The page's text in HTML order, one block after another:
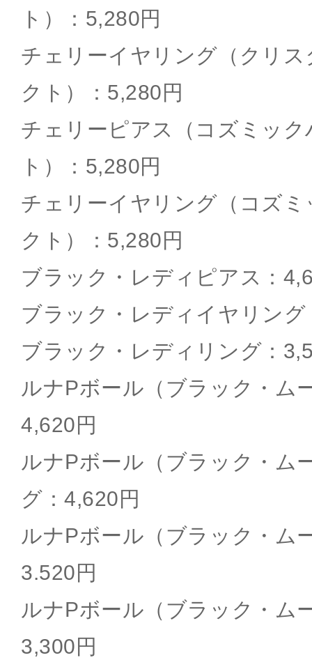
ト）：5,280円
チェリーイヤリング（クリ
クト）：5,280円
チェリーピアス（コズミッ
ト）：5,280円
チェリーイヤリング（コズ
クト）：5,280円
ブラック・レディピアス：
ブラック・レディイヤリング
ブラック・レディリング：
ルナPボール（ブラック・ム
4,620円
ルナPボール（ブラック・ム
グ：4,620円
ルナPボール（ブラック・ム
3.520円
ルナPボール（ブラック・ム
3,300円